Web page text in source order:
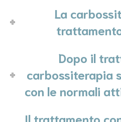
La
Dopo il
carbossiterapia
con le normali
Il trattamento